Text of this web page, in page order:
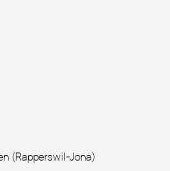
(Rapperswil-Jona)